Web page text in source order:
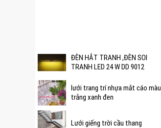
ĐÈN HẮT TRANH ,ĐÈN SOI
TRANH LED 24 W DD 9012
lưới trang trí nhựa mắt cáo màu
trắng xanh đen
Lưới giếng trời cầu thang